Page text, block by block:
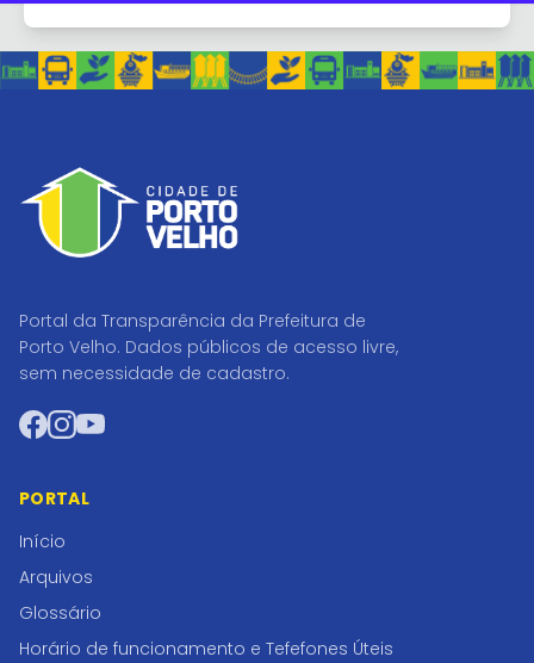
Portal da Transparência da Prefeitura de
Porto Velho. Dados públicos de acesso livre,
sem necessidade de cadastro.
Facebook
Instagram
YouTube
PORTAL
Início
Arquivos
Glossário
Horário de funcionamento e Tefefones Úteis